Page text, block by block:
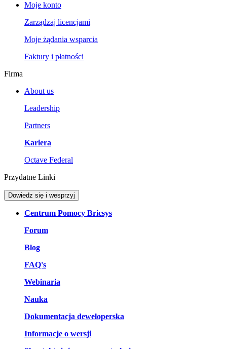
Moje konto
Zarządzaj licencjami
Moje żądania wsparcia
Faktury i płatności
Firma
About us
Leadership
Partners
Kariera
Octave Federal
Przydatne Linki
Dowiedz się i wesprzyj
Centrum Pomocy Bricsys
Forum
Blog
FAQ's
Webinaria
Nauka
Dokumentacja deweloperska
Informacje o wersji